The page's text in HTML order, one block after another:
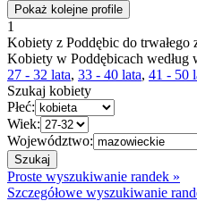
Pokaż kolejne profile
1
Kobiety z Poddębic do trwałego
Kobiety w Poddębicach według
27 - 32 lata, 33 - 40 lata, 41 - 50
Szukaj kobiety
Płeć:
Wiek:
Województwo:
Proste wyszukiwanie randek »
Szczegółowe wyszukiwanie